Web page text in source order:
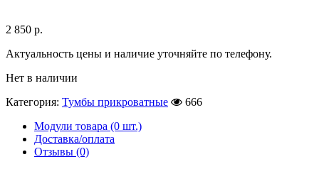
2 850 р.
Актуальность цены и наличие уточняйте по телефону.
Нет в наличии
Категория: Тумбы прикроватные
666
Модули товара (0 шт.)
Доставка/оплата
Отзывы (0)